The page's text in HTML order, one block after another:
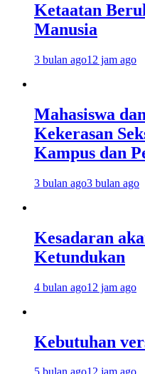
Ketaatan
Manusia
3 bulan ago12 jam ago
Mahasiswa
Kekerasan
Kampus dan
3 bulan ago3 bulan ago
Kesadaran
Ketundukan
4 bulan ago12 jam ago
Kebutuhan